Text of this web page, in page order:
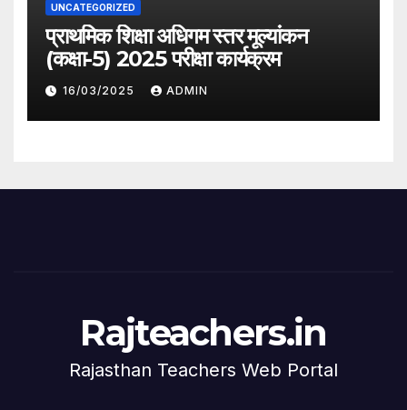
UNCATEGORIZED
प्राथमिक शिक्षा अधिगम स्तर मूल्यांकन
(कक्षा-5) 2025 परीक्षा कार्यक्रम
16/03/2025 ADMIN
Rajteachers.in
Rajasthan Teachers Web Portal